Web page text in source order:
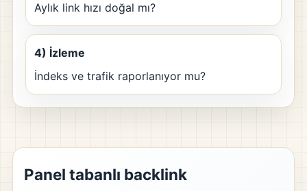
Aylık link hızı doğal mı?
4) İzleme
İndeks ve trafik raporlanıyor mu?
Panel tabanlı backlink